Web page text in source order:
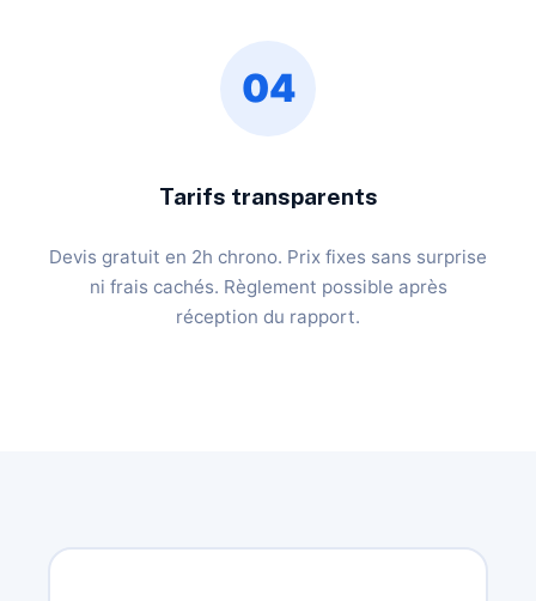
04
Tarifs transparents
Devis gratuit en 2h chrono. Prix fixes sans surprise
ni frais cachés. Règlement possible après
réception du rapport.